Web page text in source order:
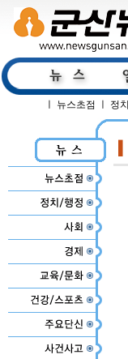
뉴스초점 정